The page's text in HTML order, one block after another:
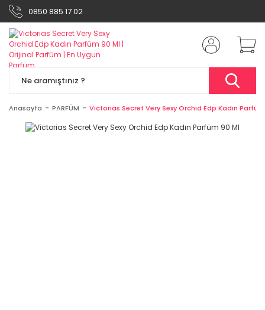
0850 885 17 02
Anasayfa PARFÜM Victorias Secret Very Sexy Orchid Edp Kadın